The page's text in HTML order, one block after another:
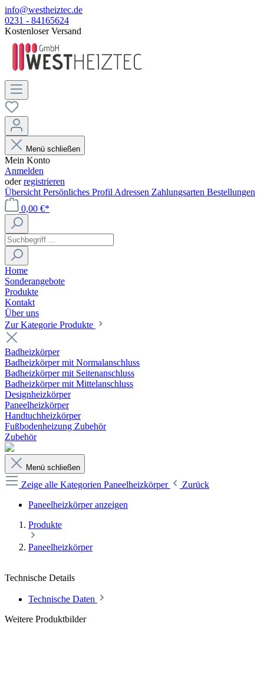
info@westheiztec.de
0231 - 84165624
Kostenloser Versand
Menü schließen
Mein Konto
Anmelden
oderregistrieren
Übersicht Persönliches Profil Adressen Zahlungsarten Bestellungen
0,00 €*
Home
Sonderangebote
Produkte
Kontakt
Über uns
Zur Kategorie Produkte
Badheizkörper
Badheizkörper mit Normalanschluss
Badheizkörper mit Seitenanschluss
Badheizkörper mit Mittelanschluss
Designheizkörper
Paneelheizkörper
Handtuchheizkörper
Fußbodenheizung Zubehör
Zubehör
Menü schließen
Zeige alle Kategorien Paneelheizkörper
Zurück
Paneelheizkörper anzeigen
Produkte
Paneelheizkörper
Technische Details
Technische Daten
Weitere Produktbilder